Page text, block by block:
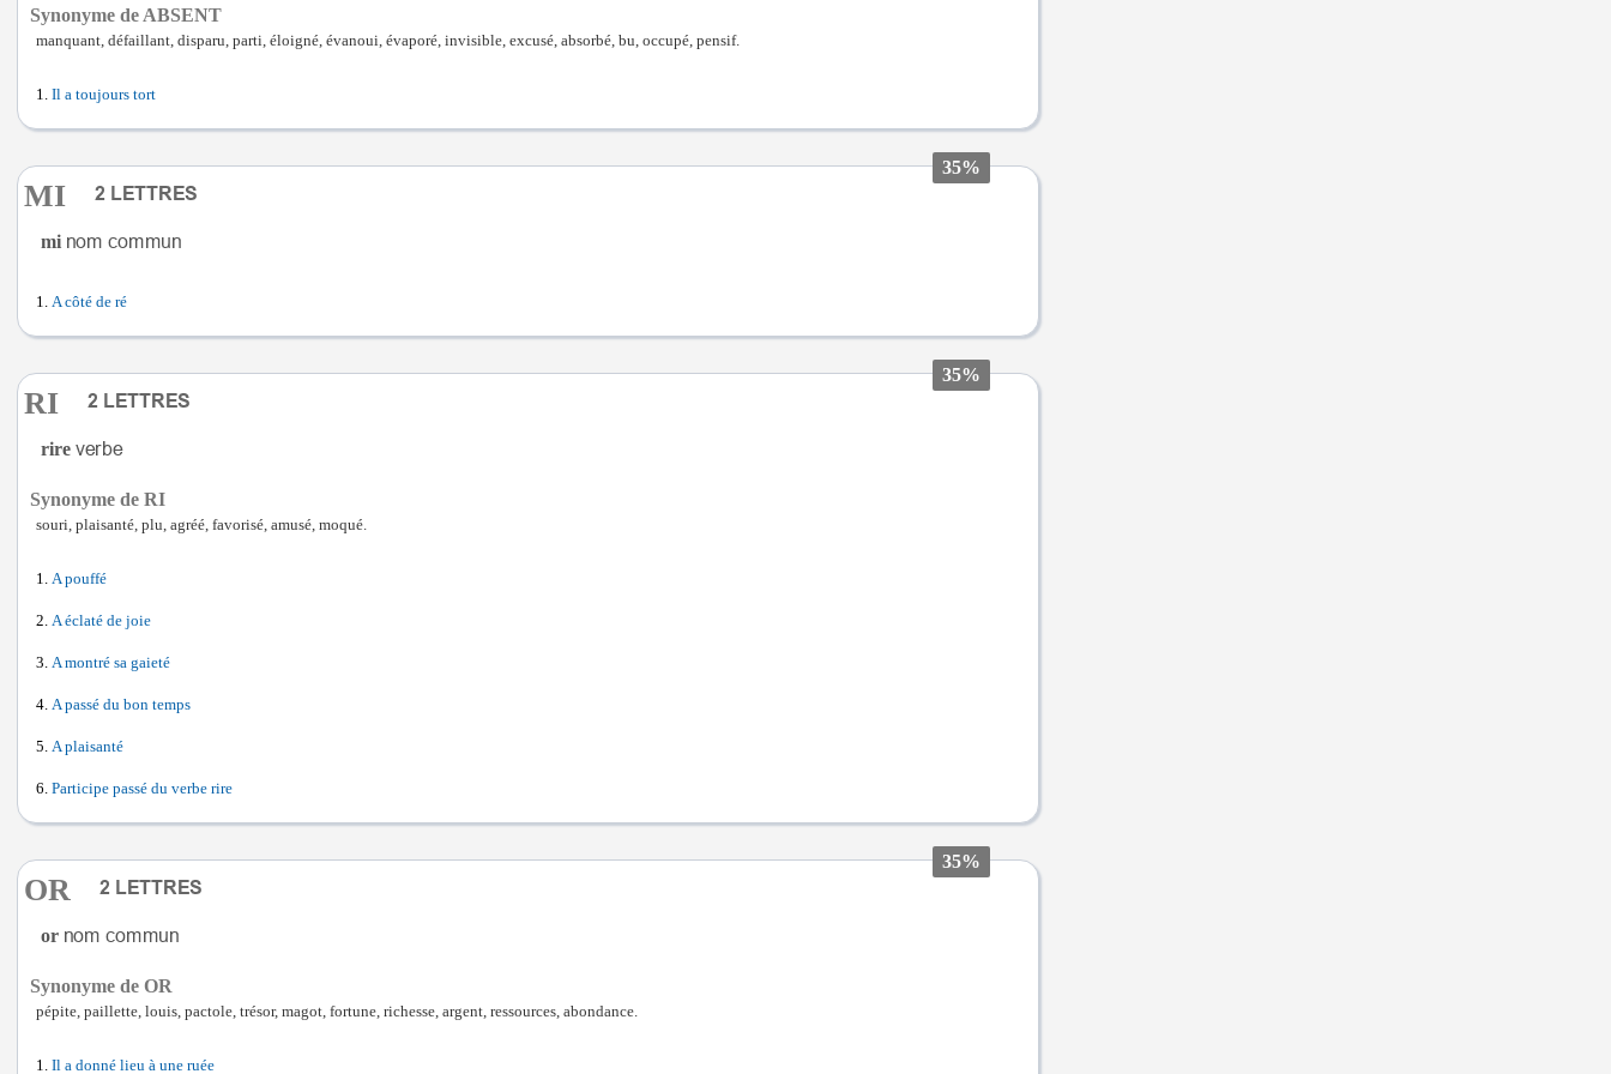
Synonyme de ABSENT
manquant, défaillant, disparu, parti, éloigné, évanoui, évaporé, invisible, excusé, absorbé, bu, occupé, pensif.
Il a toujours tort
35%
MI
mi
A côté de ré
35%
RI
rire
Synonyme de RI
souri, plaisanté, plu, agréé, favorisé, amusé, moqué.
A pouffé
A éclaté de joie
A montré sa gaieté
A passé du bon temps
A plaisanté
Participe passé du verbe rire
35%
OR
or
Synonyme de OR
pépite, paillette, louis, pactole, trésor, magot, fortune, richesse, argent, ressources, abondance.
Il a donné lieu à une ruée